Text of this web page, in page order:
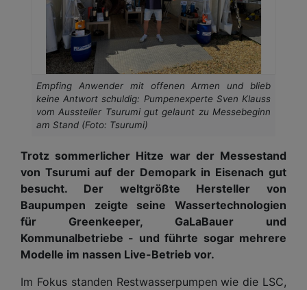
Empfing Anwender mit offenen Armen und blieb
keine Antwort schuldig: Pumpenexperte Sven Klauss
vom Aussteller Tsurumi gut gelaunt zu Messebeginn
am Stand (Foto: Tsurumi)
Trotz sommerlicher Hitze war der Messestand
von Tsurumi auf der Demopark in Eisenach gut
besucht. Der weltgrößte Hersteller von
Baupumpen zeigte seine Wassertechnologien
für Greenkeeper, GaLaBauer und
Kommunalbetriebe - und führte sogar mehrere
Modelle im nassen Live-Betrieb vor.
Im Fokus standen Restwasserpumpen wie die LSC,